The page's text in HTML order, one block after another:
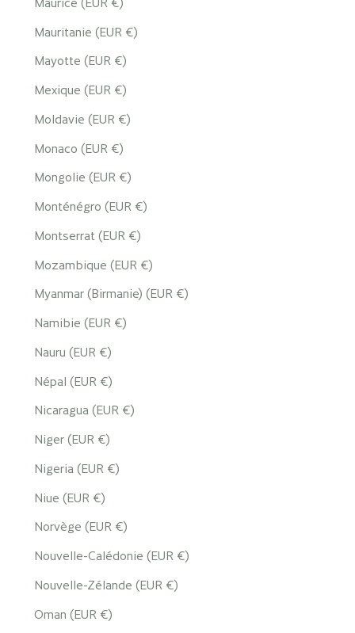
Mauritanie (EUR €)
Mayotte (EUR €)
Mexique (EUR €)
Moldavie (EUR €)
Monaco (EUR €)
Mongolie (EUR €)
Monténégro (EUR €)
Montserrat (EUR €)
Mozambique (EUR €)
Myanmar (Birmanie) (EUR €)
Namibie (EUR €)
Nauru (EUR €)
Népal (EUR €)
Nicaragua (EUR €)
Niger (EUR €)
Nigeria (EUR €)
Niue (EUR €)
Norvège (EUR €)
Nouvelle-Calédonie (EUR €)
Nouvelle-Zélande (EUR €)
Oman (EUR €)